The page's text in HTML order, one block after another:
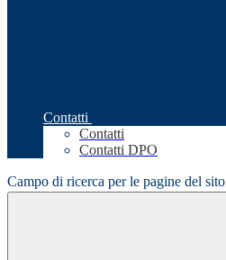
Contatti
Contatti
Contatti DPO
Campo di ricerca per le pagine del sito